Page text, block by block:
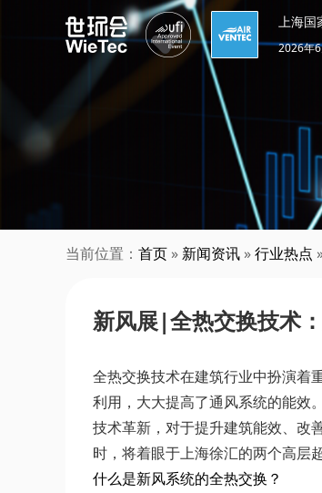
上海国
2026年
当前位置： 首页 » 新闻资讯 »行业热点
新风展|全热交换技术
全热交换技术在建筑行业中扮演着
利用，大大提高了通风系统的能效
技术革新，对于提升建筑能效、改
时，将着眼于上海徐汇的两个高层
什么是新风系统的全热交换？